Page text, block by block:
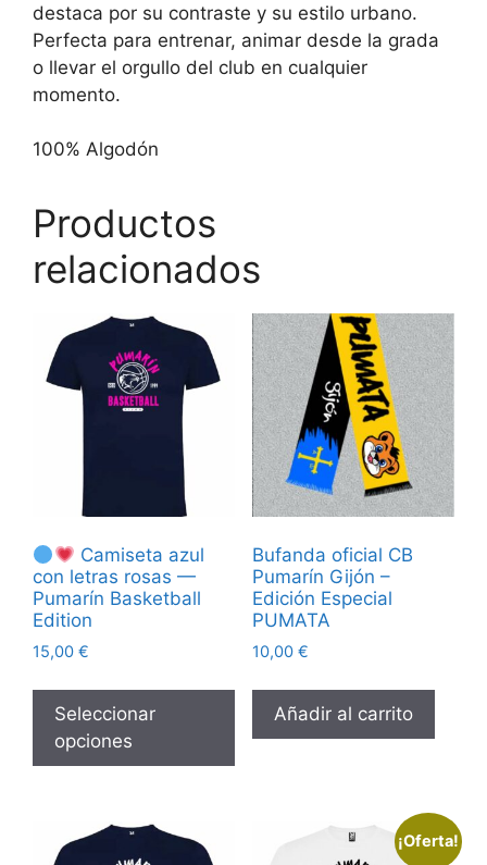
destaca por su contraste y su estilo urbano.
Perfecta para entrenar, animar desde la grada
o llevar el orgullo del club en cualquier
momento.
100% Algodón
Productos
relacionados
Camiseta azul
con letras rosas —
Pumarín Basketball
Edition
15,00 €
Seleccionar
opciones
Bufanda oficial CB
Pumarín Gijón –
Edición Especial
PUMATA
10,00 €
Añadir al carrito
¡Oferta!